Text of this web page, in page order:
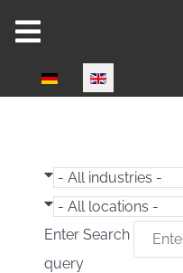
Select your language
Enter Search
query